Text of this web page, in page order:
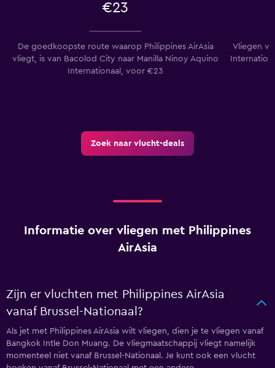
€23
De goedkoopste route waarop Philippines AirAsia
vliegt, is van Bacolod City naar Manilla Ninoy Aquino
Internationaal, voor €23
Vliegen
Zoek naar vlucht-deals
Informatie over vliegen met Philippines
AirAsia
Zijn er vluchten met Philippines AirAsia
vanaf Brussel-Nationaal?
Als jet met Philippines AirAsia wilt vliegen, dien je te vliegen vanaf
Bangkok Intle Don Muang. De vliegmaatschappij vliegt namelijk
momenteel niet vanaf Brussel-Nationaal. Je kunt ook een vlucht